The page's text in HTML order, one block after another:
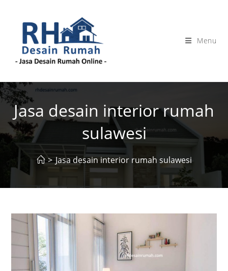
Menu
Jasa desain interior rumah
sulawesi
> Jasa desain interior rumah sulawesi